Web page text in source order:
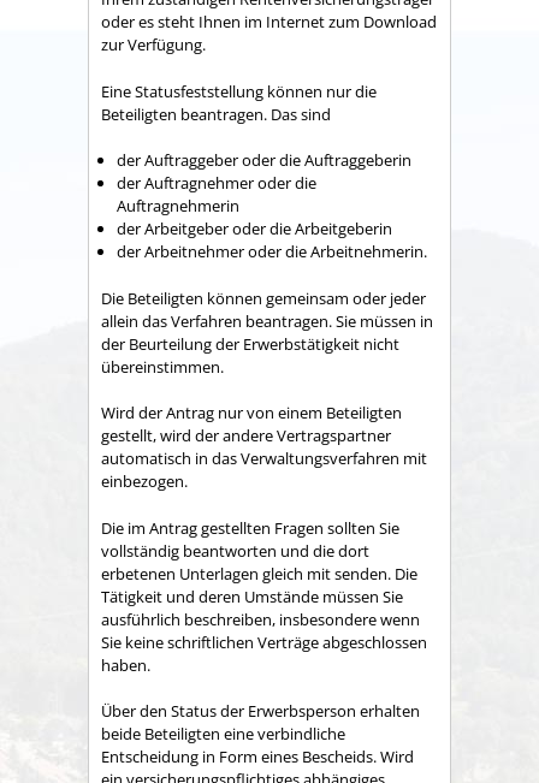
oder es steht Ihnen im Internet zum Download
zur Verfügung.
Eine Statusfeststellung können nur die
Beteiligten beantragen. Das sind
der Auftraggeber oder die Auftraggeberin
der Auftragnehmer oder die
Auftragnehmerin
der Arbeitgeber oder die Arbeitgeberin
der Arbeitnehmer oder die Arbeitnehmerin.
Die Beteiligten können gemeinsam oder jeder
allein das Verfahren beantragen.Sie müssen in
der Beurteilung der Erwerbstätigkeit nicht
übereinstimmen.
Wird der Antrag nur von einem Beteiligten
gestellt, wird der andere Vertragspartner
automatisch in das Verwaltungsverfahren mit
einbezogen.
Die im Antrag gestellten Fragen sollten Sie
vollständig beantworten und die dort
erbetenen Unterlagen gleich mit senden. Die
Tätigkeit und deren Umstände müssen Sie
ausführlich beschreiben, insbesondere wenn
Sie keine schriftlichen Verträge abgeschlossen
haben.
Über den Status der Erwerbsperson erhalten
beide Beteiligten eine verbindliche
Entscheidung in Form eines Bescheids. Wird